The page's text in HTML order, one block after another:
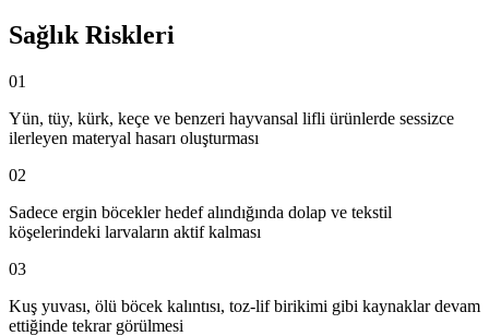
Sağlık Riskleri
01
Yün, tüy, kürk, keçe ve benzeri hayvansal lifli ürünlerde sessizce
ilerleyen materyal hasarı oluşturması
02
Sadece ergin böcekler hedef alındığında dolap ve tekstil
köşelerindeki larvaların aktif kalması
03
Kuş yuvası, ölü böcek kalıntısı, toz-lif birikimi gibi kaynaklar devam
ettiğinde tekrar görülmesi